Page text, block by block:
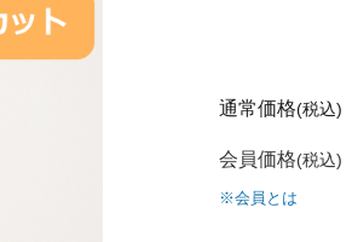
通常価格(税込)
会員価格(税込)
※会員とは